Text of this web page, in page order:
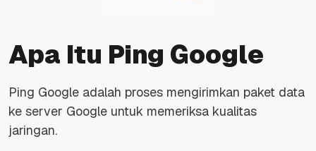
Apa Itu Ping Google
Ping Google adalah proses mengirimkan paket data
ke server Google untuk memeriksa kualitas
jaringan.